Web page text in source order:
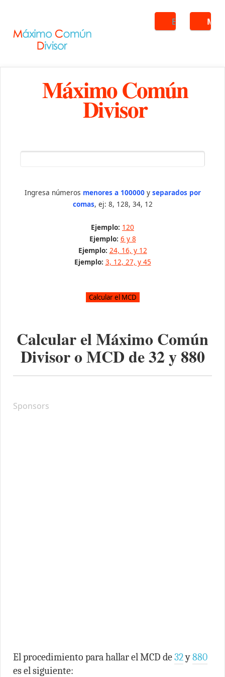
Buscar
Máximo Común
Divisor
Ingresa números menores a 100000y separados por
comas, ej: 8, 128, 34, 12
Ejemplo: 120
Ejemplo: 6 y 8
Ejemplo: 24, 16, y 12
Ejemplo: 3, 12, 27, y 45
Calcular el Máximo Común
Divisor o MCD de32y880
Sponsors
El procedimiento para hallar el MCD de32y880
es el siguiente: